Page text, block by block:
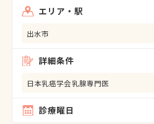
エリア・駅
出水市
詳細条件
日本乳癌学会乳腺専門医
診療曜日